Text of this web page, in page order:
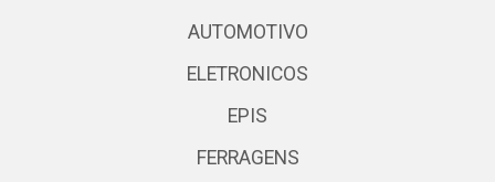
AUTOMOTIVO
ELETRONICOS
EPIS
FERRAGENS